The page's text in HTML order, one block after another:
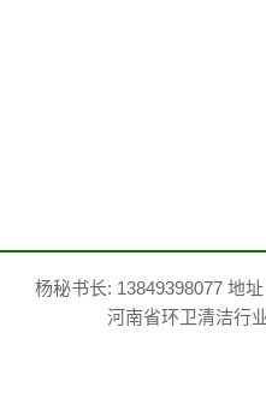
杨秘书长: 13849398077 地
河南省环卫清洁行